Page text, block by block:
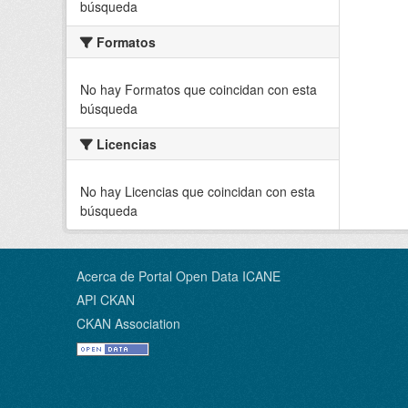
búsqueda
Formatos
No hay Formatos que coincidan con esta
búsqueda
Licencias
No hay Licencias que coincidan con esta
búsqueda
Acerca de Portal Open Data ICANE
API CKAN
CKAN Association